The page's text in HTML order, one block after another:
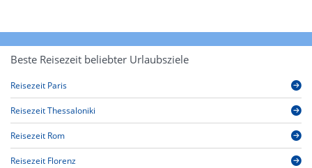
Beste Reisezeit beliebter Urlaubsziele
Reisezeit Paris
Reisezeit Thessaloniki
Reisezeit Rom
Reisezeit Florenz